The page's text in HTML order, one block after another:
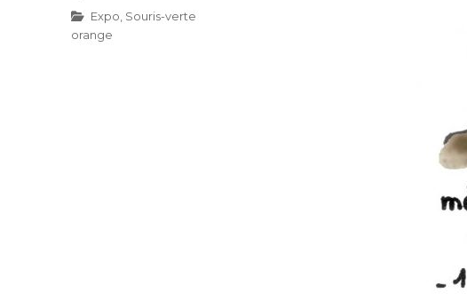
Catégories
Expo Souris-verte
orange